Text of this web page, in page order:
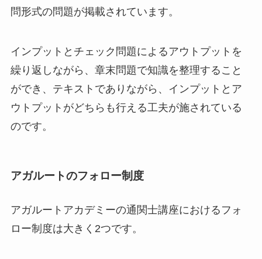
問形式の問題が掲載されています。
インプットとチェック問題によるアウトプットを
繰り返しながら、章末問題で知識を整理すること
ができ、テキストでありながら、インプットとア
ウトプットがどちらも行える工夫が施されている
のです。
アガルートのフォロー制度
アガルートアカデミーの通関士講座におけるフォ
ロー制度は大きく2つです。